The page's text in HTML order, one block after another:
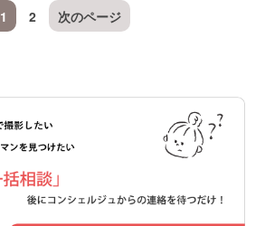
1 2 次のページ